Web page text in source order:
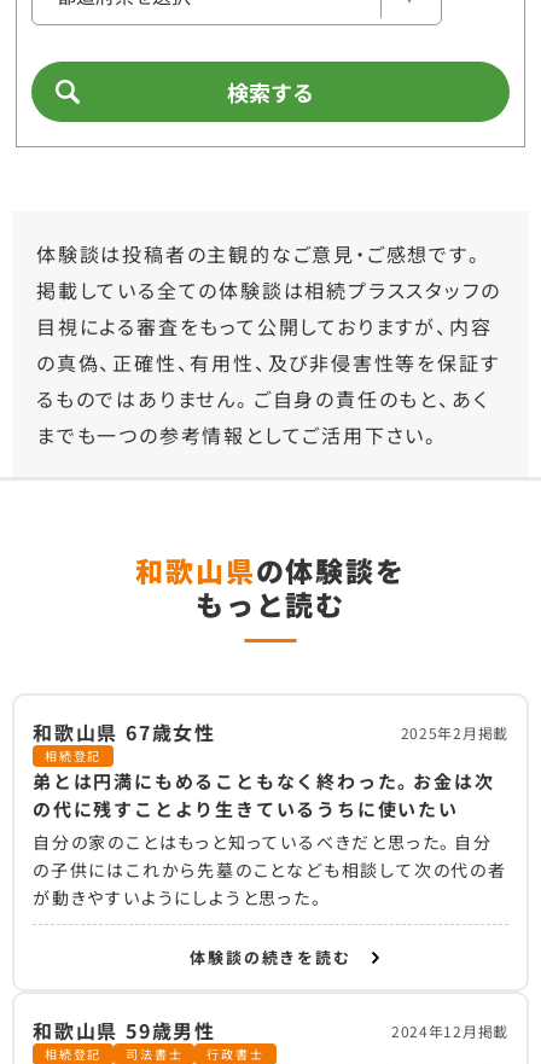
検索する
体験談は投稿者の主観的なご意見・ご感想です。
掲載している全ての体験談は相続プラススタッフの
目視による審査をもって公開しておりますが、内容
の真偽、正確性、有用性、及び非侵害性等を保証す
るものではありません。ご自身の責任のもと、あく
までも一つの参考情報としてご活用下さい。
和歌山県の体験談を
もっと読む
和歌山県 67歳女性 2025年2月掲載
相続登記
弟とは円満にもめることもなく終わった。お金は次
の代に残すことより生きているうちに使いたい
自分の家のことはもっと知っているべきだと思った。自分
の子供にはこれから先墓のことなども相談して次の代の者
が動きやすいようにしようと思った。
体験談の続きを読む
和歌山県 59歳男性 2024年12月掲載
相続登記 司法書士 行政書士